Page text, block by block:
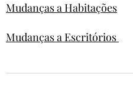
Mudanças a Habitações
Mudanças a Escritórios